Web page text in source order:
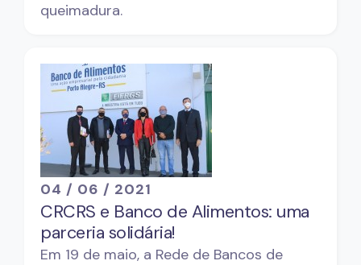
queimadura.
04 / 06 / 2021
CRCRS e Banco de Alimentos: uma
parceria solidária!
Em 19 de maio, a Rede de Bancos de